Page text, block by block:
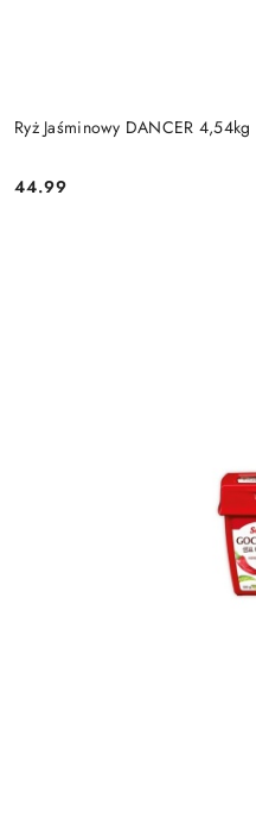
Ryż Jaśminowy DANCER 4,54kg
Cena:
44.99